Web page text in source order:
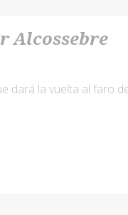
Alcossebre
dará la vuelta al faro